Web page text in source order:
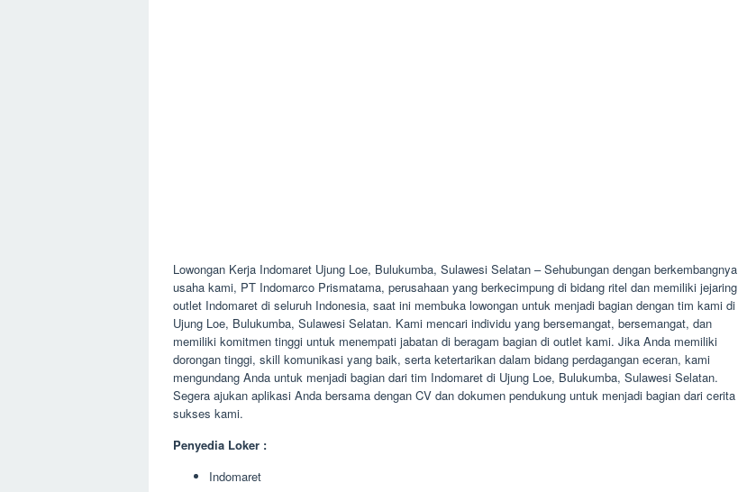
Lowongan Kerja Indomaret Ujung Loe, Bulukumba, Sulawesi Selatan – Sehubungan dengan berkembangnya
usaha kami, PT Indomarco Prismatama, perusahaan yang berkecimpung di bidang ritel dan memiliki jejaring
outlet Indomaret di seluruh Indonesia, saat ini membuka lowongan untuk menjadi bagian dengan tim kami di
Ujung Loe, Bulukumba, Sulawesi Selatan. Kami mencari individu yang bersemangat, bersemangat, dan
memiliki komitmen tinggi untuk menempati jabatan di beragam bagian di outlet kami. Jika Anda memiliki
dorongan tinggi, skill komunikasi yang baik, serta ketertarikan dalam bidang perdagangan eceran, kami
mengundang Anda untuk menjadi bagian dari tim Indomaret di Ujung Loe, Bulukumba, Sulawesi Selatan.
Segera ajukan aplikasi Anda bersama dengan CV dan dokumen pendukung untuk menjadi bagian dari cerita
sukses kami.
Penyedia Loker :
Indomaret